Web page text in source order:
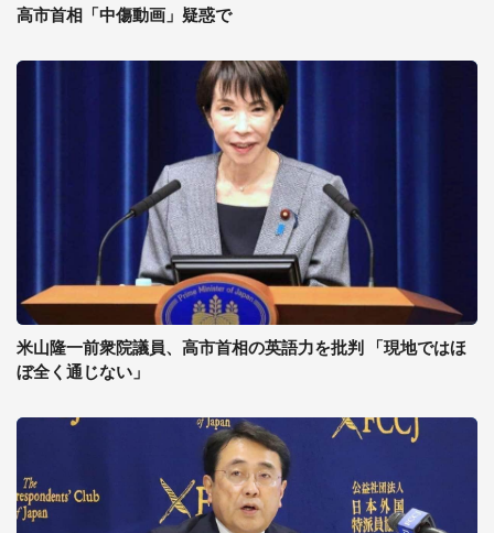
高市首相「中傷動画」疑惑で
米山隆一前衆院議員、高市首相の英語力を批判 「現地ではほ
ぼ全く通じない」